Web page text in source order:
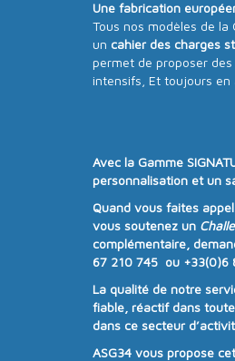
Une fabrication
Tous nos modèles de la
un cahier des charges
permet de proposer
intensifs, Et toujours
Avec la Gamme
personnalisation et un
Quand vous faites
vous soutenez un
complémentaire,
67 210 745 ou +33(0)6
La qualité de notre
fiable, réactif dans
dans ce secteur
ASG34 vous propose